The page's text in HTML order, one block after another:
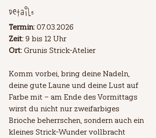
Details
Termin: 07.03.2026
Zeit: 9 bis 12 Uhr
Ort: Grunis Strick-Atelier
Komm vorbei, bring deine Nadeln,
deine gute Laune und deine Lust auf
Farbe mit – am Ende des Vormittags
wirst du nicht nur zweifarbiges
Brioche beherrschen, sondern auch ein
kleines Strick-Wunder vollbracht